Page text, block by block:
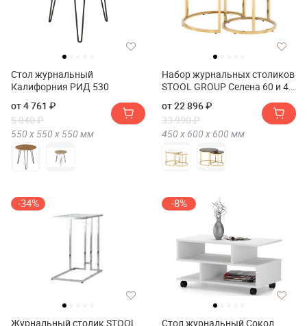
Стол журнальный
Калифорния РИД 530
от 4 761 ₽
5 040 ₽
550 х 550 х 550 мм
Набор журнальных столиков
STOOL GROUP Селена 60 и 45
от 22 896 ₽
33 990 ₽
450 х 600 х 600 мм
-34%
Журнальный столик STOOL
-8%
Стол журнальный Сокол